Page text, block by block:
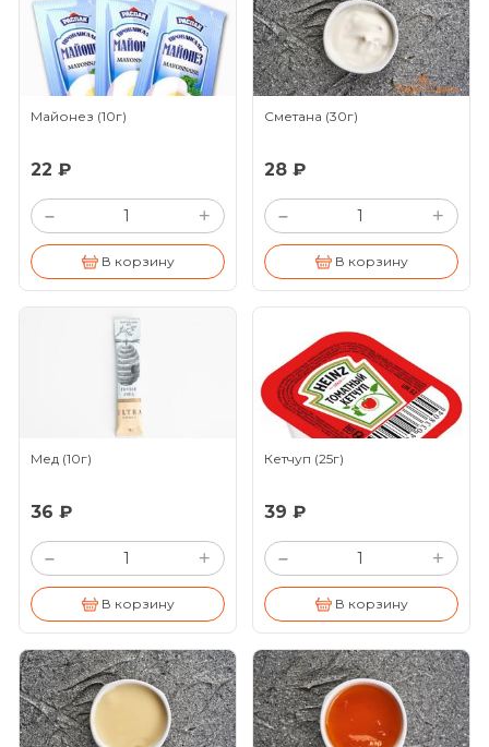
Майонез (10г)
22 ₽
– +
В корзину
Сметана (30г)
28 ₽
– +
В корзину
Мед (10г)
36 ₽
– +
В корзину
Кетчуп (25г)
39 ₽
– +
В корзину